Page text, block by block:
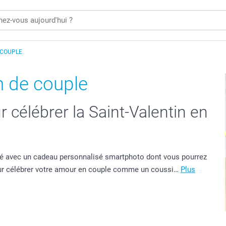
de couple
célébrer la Saint-Valentin en
un cadeau personnalisé smartphoto dont vous pourrez
célébrer votre amour en couple comme un coussi… Plus